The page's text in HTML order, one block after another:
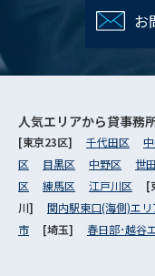
お
人気エリアから貸事務
[東京23区] 千代田区
区
目黒区 中野区 世
区
練馬区 江戸川区 [
川] 関内駅東口(海側)エリ
市
[埼玉] 春日部･越谷